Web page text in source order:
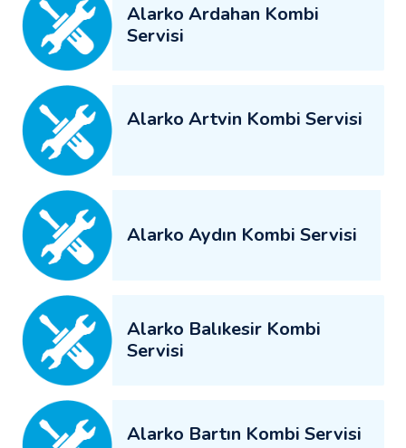
Alarko Ardahan Kombi
Servisi
Alarko Artvin Kombi Servisi
Alarko Aydın Kombi Servisi
Alarko Balıkesir Kombi
Servisi
Alarko Bartın Kombi Servisi